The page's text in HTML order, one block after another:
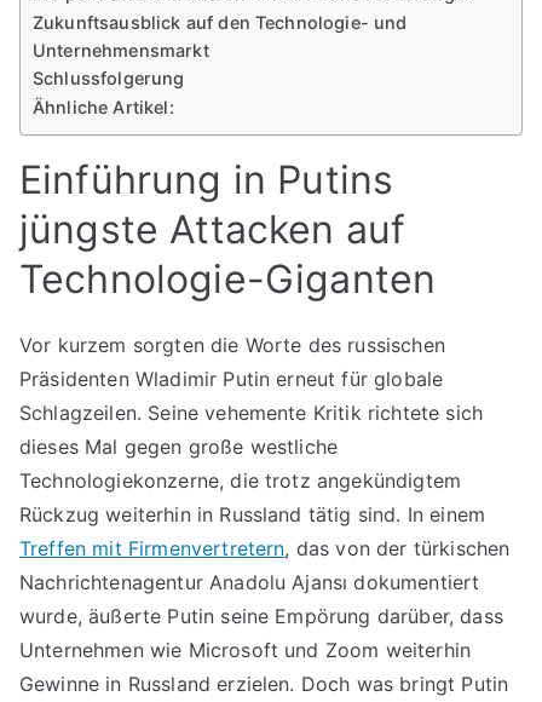
Zukunftsausblick auf den Technologie- und
Unternehmensmarkt
Schlussfolgerung
Ähnliche Artikel:
Einführung in Putins
jüngste Attacken auf
Technologie-Giganten
Vor kurzem sorgten die Worte des russischen
Präsidenten Wladimir Putin erneut für globale
Schlagzeilen. Seine vehemente Kritik richtete sich
dieses Mal gegen große westliche
Technologiekonzerne, die trotz angekündigtem
Rückzug weiterhin in Russland tätig sind. In einem
Treffen mit Firmenvertretern, das von der türkischen
Nachrichtenagentur Anadolu Ajansı dokumentiert
wurde, äußerte Putin seine Empörung darüber, dass
Unternehmen wie Microsoft und Zoom weiterhin
Gewinne in Russland erzielen. Doch was bringt Putin